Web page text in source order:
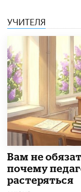
УЧИТЕЛЯ
​Вам не
почему
растеряться